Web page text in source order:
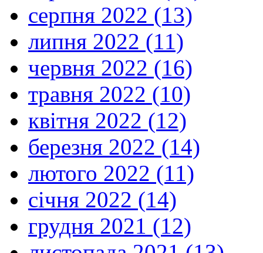
серпня 2022 (13)
липня 2022 (11)
червня 2022 (16)
травня 2022 (10)
квітня 2022 (12)
березня 2022 (14)
лютого 2022 (11)
січня 2022 (14)
грудня 2021 (12)